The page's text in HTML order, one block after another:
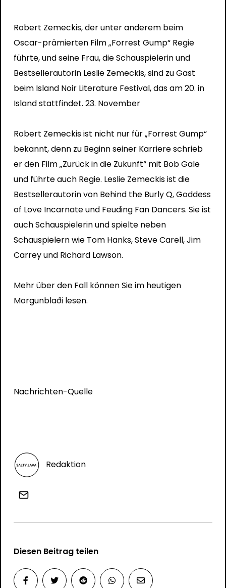
Robert Zemeckis, der unter anderem beim
Oscar-prämierten Film „Forrest Gump“ Regie
führte, und seine Frau, die Schauspielerin und
Bestsellerautorin Leslie Zemeckis, sind zu Gast
beim Island Noir Literature Festival, das am 20. in
Island stattfindet. 23. November
Robert Zemeckis ist nicht nur für „Forrest Gump“
bekannt, denn zu Beginn seiner Karriere schrieb
er den Film „Zurück in die Zukunft“ mit Bob Gale
und führte auch Regie. Leslie Zemeckis ist die
Bestsellerautorin von Behind the Burly Q, Goddess
of Love Incarnate und Feuding Fan Dancers. Sie ist
auch Schauspielerin und spielte neben
Schauspielern wie Tom Hanks, Steve Carell, Jim
Carrey und Richard Lawson.
Mehr über den Fall können Sie im heutigen
Morgunblaði lesen.
Nachrichten-Quelle
Redaktion
Diesen Beitrag teilen